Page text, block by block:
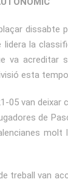
dissabte
lidera la
va acreditar
esta
05 van deixar
de
molt
treball van